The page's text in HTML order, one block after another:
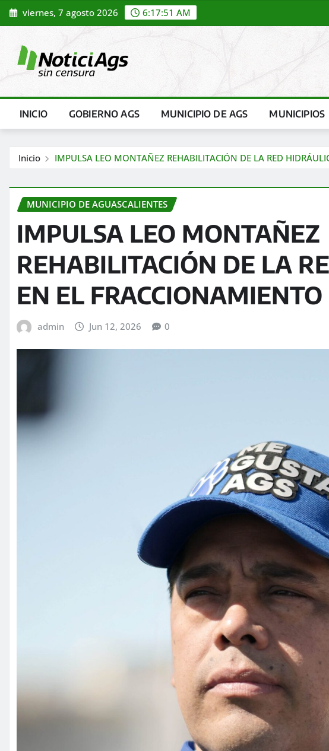
Saltar
al
viernes, 7 agosto 2026 6:17:53 AM
INICIO GOBIERNO AGS MUNICIPIO DE AGS MUNICIPIOS
Inicio IMPULSA LEO MONTAÑEZ REHABILITACIÓN DE LA RED
MUNICIPIO DE AGUASCALIENTES
IMPULSA LEO MONTAÑEZ
REHABILITACIÓN DE LA
EN EL FRACCIONAMIENTO
admin Jun 12, 2026 0